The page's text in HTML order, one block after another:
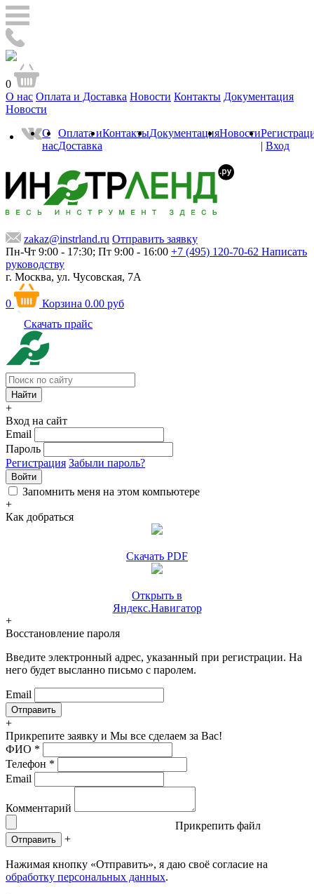
0
О нас Оплата и Доставка Новости Контакты Документация
Новости
О
нас
Оплата и
Доставка
КонтактыДокументацияНовости
| Вход
zakaz@instrland.ru Отправить заявку
Пн-Чт 9:00 - 17:30; Пт 9:00 - 16:00 +7 (495) 120-70-62 Написать
руководству
г. Москва, ул. Чусовская, 7А
0 Корзина 0.00 руб
Скачать прайс
+
Вход на сайт
Email
Пароль
Регистрация Забыли пароль?
Войти
Запомнить меня на этом компьютере
+
Как добраться
Скачать PDF
Открыть в
Яндекс.Навигатор
+
Восстановление пароля
Введите электронный адрес, указанный при регистрации. На
него будет высланно письмо с паролем.
Email
+
Прикрепите заявку и Мы все сделаем за Вас!
ФИО *
Телефон *
Email
Комментарий
Прикрепить файл
Отправить +
Нажимая кнопку «Отправить», я даю своё согласие на
обработку персональных данных.